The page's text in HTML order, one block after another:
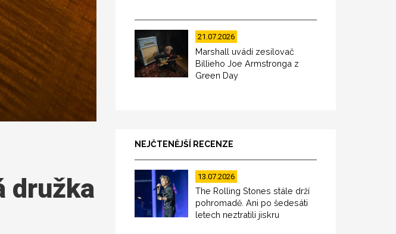
družka
21.07.2026
Marshall uvádí zesilovač
Billieho Joe Armstronga z
Green Day
NEJČTENĚJŠÍ RECENZE
13.07.2026
The Rolling Stones stále drží
pohromadě. Ani po šedesáti
letech neztratili jiskru